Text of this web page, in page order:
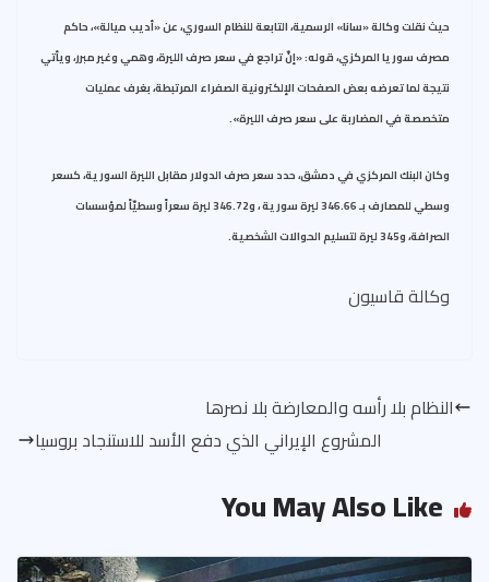
حيث نقلت وكالة «سانا» الرسمية، التابعة للنظام السوري، عن «أديب ميالة»، حاكم
مصرف سوريا المركزي، قوله: «إنّ تراجع في سعر صرف الليرة، وهمي وغير مبرر، ويأتي
نتيجة لما تعرضه بعض الصفحات الإلكترونية الصفراء المرتبطة، بغرف عمليات
متخصصة في المضاربة على سعر صرف الليرة».
وكان البنك المركزي في دمشق، حدد سعر صرف الدولار مقابل الليرة السورية، كسعر
وسطي للمصارف بـ 346.66 ليرة سورية ، و346.72 ليرة سعراً وسطيّاً لمؤسسات
الصرافة، و345 ليرة لتسليم الحوالات الشخصية.
وكالة قاسيون
النظام بلا رأسه والمعارضة بلا نصرها
المشروع الإيراني الذي دفع الأسد للاستنجاد بروسيا
You May Also Like